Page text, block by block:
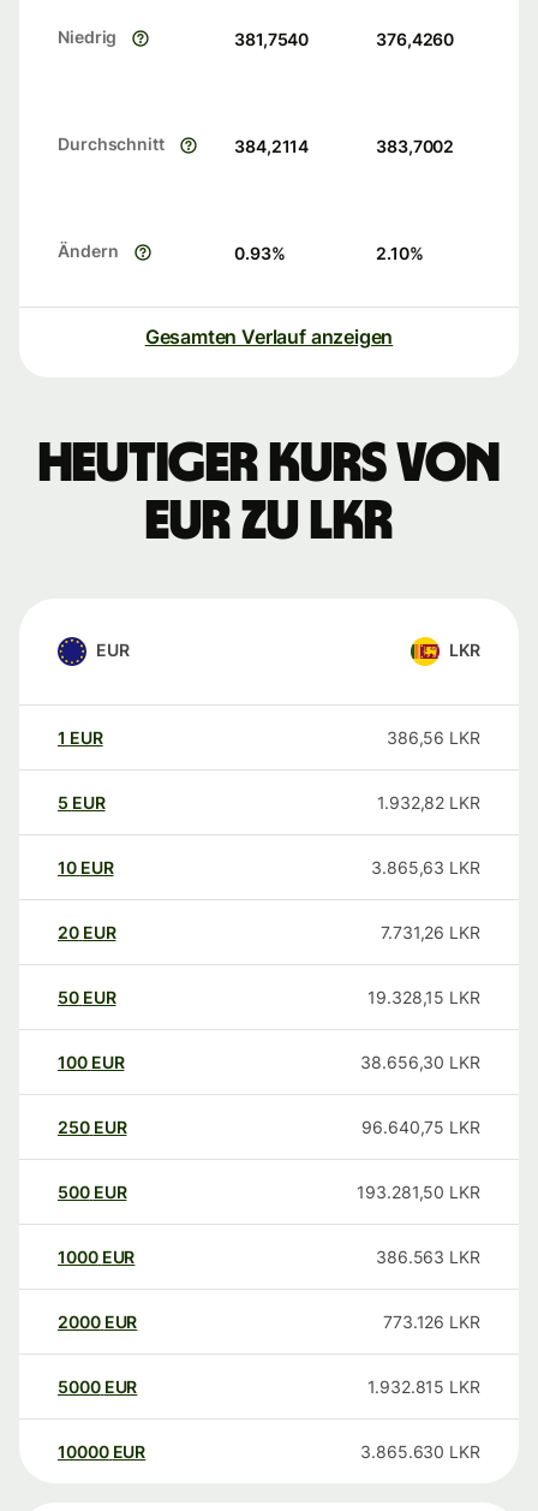
Niedrig 381,7540 376,4260
Durchschnitt 384,2114 383,7002
Ändern 0.93% 2.10%
Gesamten Verlauf anzeigen
Heutiger Kurs von
EUR zu LKR
EUR LKR
1 EUR 386,56 LKR
5 EUR 1.932,82 LKR
10 EUR 3.865,63 LKR
20 EUR 7.731,26 LKR
50 EUR 19.328,15 LKR
100 EUR 38.656,30 LKR
250 EUR 96.640,75 LKR
500 EUR 193.281,50 LKR
1000 EUR 386.563 LKR
2000 EUR 773.126 LKR
5000 EUR 1.932.815 LKR
10000 EUR 3.865.630 LKR